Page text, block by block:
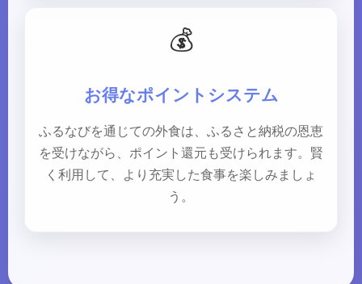
💰
お得なポイントシステム
ふるなびを通じての外食は、ふるさと納税の恩恵
を受けながら、ポイント還元も受けられます。賢
く利用して、より充実した食事を楽しみましょ
う。